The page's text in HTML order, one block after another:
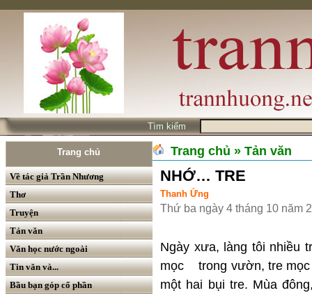
Tìm kiếm
Trang chủ
Về tác giả Trần Nhương
Thơ
Truyện
Tản văn
Văn học nước ngoài
Tin văn và...
Bầu bạn góp cổ phần
Trang chủ » Tản văn
NHỚ… TRE
Thanh Ứng
Thứ ba ngày 4 tháng 10 năm
Ngày xưa, làng tôi nhiều
mọc trong vườn, tre mọc
một hai bụi tre. Mùa